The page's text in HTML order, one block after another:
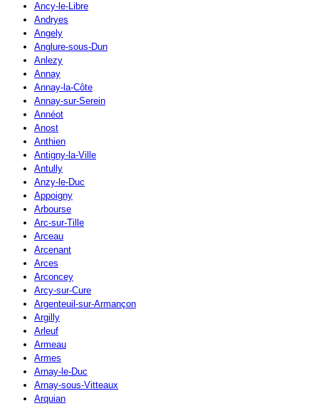
Ancy-le-Libre
Andryes
Angely
Anglure-sous-Dun
Anlezy
Annay
Annay-la-Côte
Annay-sur-Serein
Annéot
Anost
Anthien
Antigny-la-Ville
Antully
Anzy-le-Duc
Appoigny
Arbourse
Arc-sur-Tille
Arceau
Arcenant
Arces
Arconcey
Arcy-sur-Cure
Argenteuil-sur-Armançon
Argilly
Arleuf
Armeau
Armes
Arnay-le-Duc
Arnay-sous-Vitteaux
Arquian